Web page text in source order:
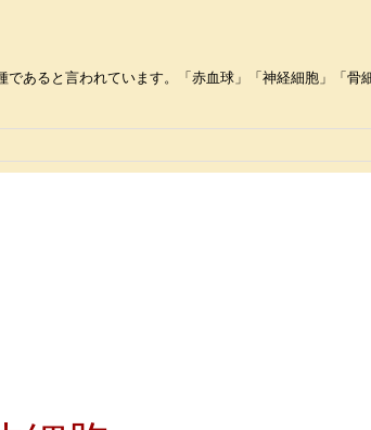
あると言われています。「赤血球」「神経細胞」「骨